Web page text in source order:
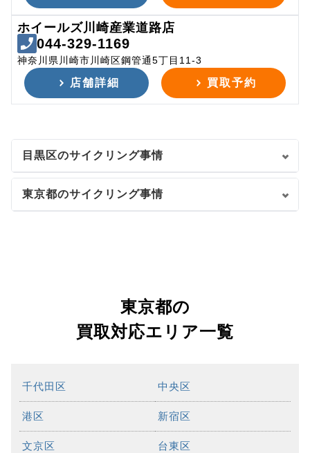
ホイールズ川崎産業道路店
044-329-1169
神奈川県川崎市川崎区鋼管通5丁目11-3
店舗詳細 買取予約
目黒区のサイクリング事情
東京都のサイクリング事情
東京都の
買取対応エリア一覧
千代田区 中央区
港区 新宿区
文京区 台東区